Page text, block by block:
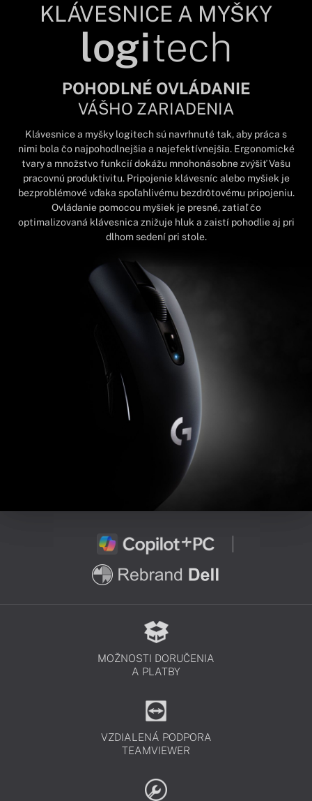
KLÁVESNICE A MYŠKY
logitech
POHODLNÉ OVLÁDANIE
VÁŠHO ZARIADENIA
Klávesnice a myšky logitech sú navrhnuté tak, aby práca s
nimi bola čo najpohodlnejšia a najefektívnejšia. Ergonomické
tvary a množstvo funkcií dokážu mnohonásobne zvýšiť Vašu
pracovnú produktivitu. Pripojenie klávesníc alebo myšiek je
bezproblémové vďaka spoľahlivému bezdrôtovému pripojeniu.
Ovládanie pomocou myšiek je presné, zatiaľ čo
optimalizovaná klávesnica znižuje hluk a zaistí pohodlie aj pri
dlhom sedení pri stole.
MOŽNOSTI DORUČENIA
A PLATBY
VZDIALENÁ PODPORA
TEAMVIEWER